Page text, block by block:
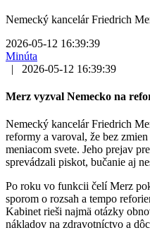
Nemecký kancelár Friedrich
2026-05-12 16:39:39
Minúta
|
2026-05-12 16:39:39
Merz vyzval Nemecko na
Nemecký kancelár Friedrich
reformy a varoval, že bez
meniacom svete. Jeho prejav
sprevádzali piskot, bučanie aj
Po roku vo funkcii čelí Merz
sporom o rozsah a tempo
Kabinet rieši najmä otázky
nákladov na zdravotníctvo a